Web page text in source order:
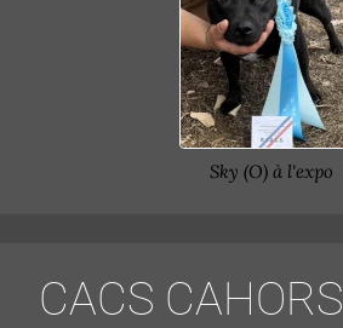
Sky (O) à l'expo
CACS CAHORS